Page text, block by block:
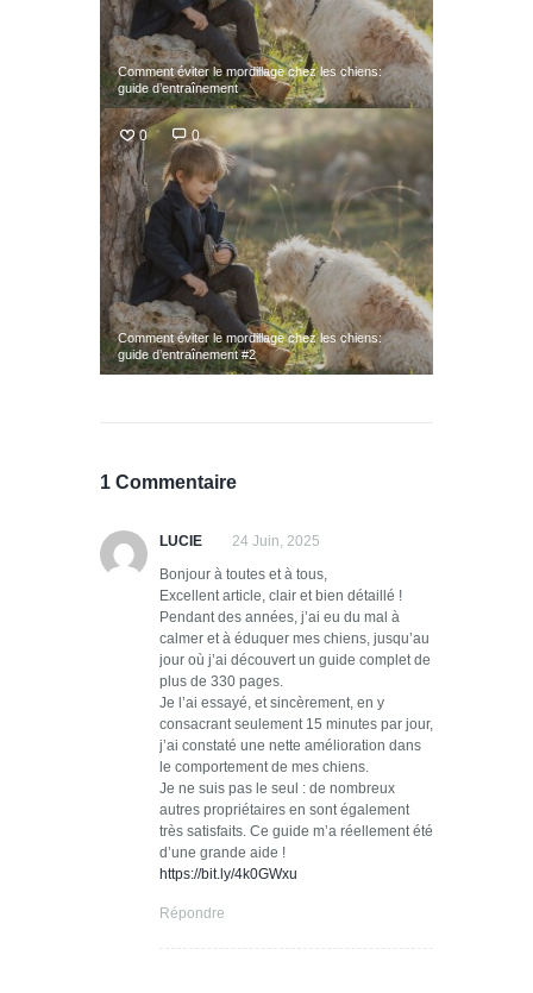
Comment éviter le mordillage chez les chiens:
guide d’entraînement
0 0
Comment éviter le mordillage chez les chiens:
guide d’entraînement #2
1 Commentaire
LUCIE
24 Juin, 2025
Bonjour à toutes et à tous,
Excellent article, clair et bien détaillé !
Pendant des années, j’ai eu du mal à
calmer et à éduquer mes chiens, jusqu’au
jour où j’ai découvert un guide complet de
plus de 330 pages.
Je l’ai essayé, et sincèrement, en y
consacrant seulement 15 minutes par jour,
j’ai constaté une nette amélioration dans
le comportement de mes chiens.
Je ne suis pas le seul : de nombreux
autres propriétaires en sont également
très satisfaits. Ce guide m’a réellement été
d’une grande aide !
https://bit.ly/4k0GWxu
Répondre